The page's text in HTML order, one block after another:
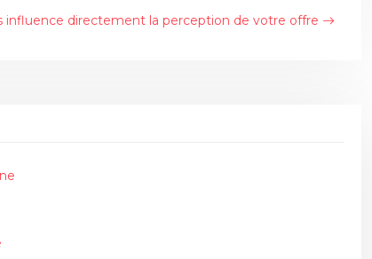
influence directement la perception de votre offre